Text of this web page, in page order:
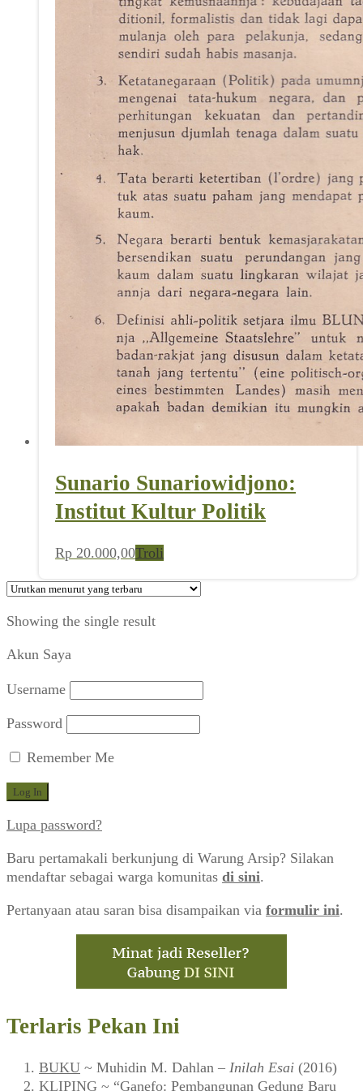
Sunario Sunariowidjono:
Institut Kultur Politik
Rp 20.000,00Troli
Showing the single result
Akun Saya
Username
Password
Remember Me
Lupa password?
Baru pertamakali berkunjung di Warung Arsip? Silakan
mendaftar sebagai warga komunitas di sini.
Pertanyaan atau saran bisa disampaikan via formulir ini.
Terlaris Pekan Ini
BUKU ~ Muhidin M. Dahlan – Inilah Esai (2016)
KLIPING ~ “Ganefo: Pembangunan Gedung Baru